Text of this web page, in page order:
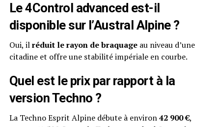
Le 4Control advanced est-il
disponible sur l’Austral Alpine ?
Oui, ilréduit le rayon de braquageau niveau d’une
citadine et offre une stabilité impériale en courbe.
Quel est le prix par rapport à la
version Techno ?
La Techno Esprit Alpine débute à environ42 900 €,